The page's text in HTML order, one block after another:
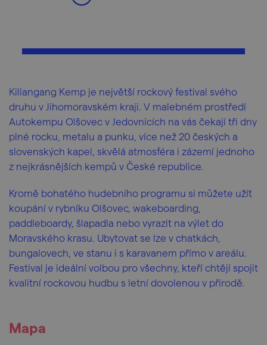
Kiliangang Kemp je největší rockový festival svého
druhu v Jihomoravském kraji. V malebném prostředí
Autokempu Olšovec v Jedovnicích na vás čekají tři dny
plné rocku, metalu a punku, více než 20 českých a
slovenských kapel, skvělá atmosféra i zázemí jednoho
z nejkrásnějších kempů v České republice.
Kromě bohatého hudebního programu si můžete užít
koupání v rybníku Olšovec, wakeboarding,
paddleboardy, šlapadla nebo vyrazit na výlet do
Moravského krasu. Ubytovat se lze v chatkách,
bungalovech, ve stanu i s karavanem přímo v areálu.
Festival je ideální volbou pro všechny, kteří chtějí spojit
kvalitní rockovou hudbu s letní dovolenou v přírodě.
Mapa